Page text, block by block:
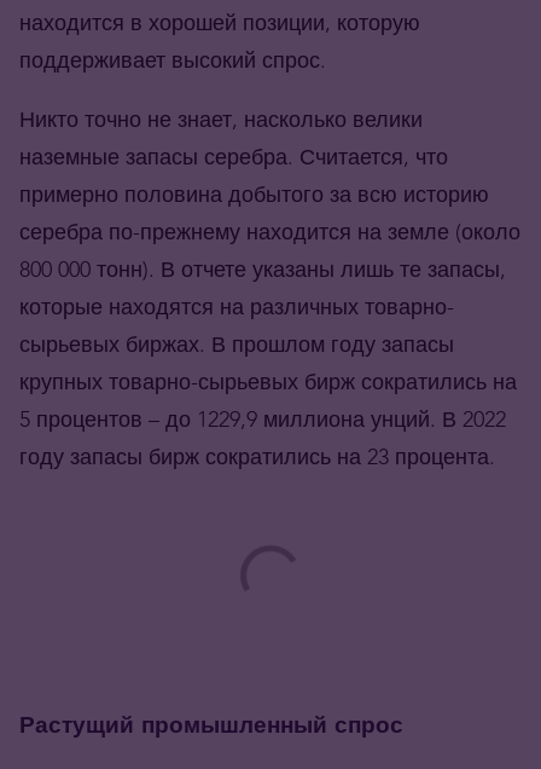
находится в хорошей позиции, которую
поддерживает высокий спрос.
Никто точно не знает, насколько велики
наземные запасы серебра. Считается, что
примерно половина добытого за всю историю
серебра по-прежнему находится на земле (около
800 000 тонн). В отчете указаны лишь те запасы,
которые находятся на различных товарно-
сырьевых биржах. В прошлом году запасы
крупных товарно-сырьевых бирж сократились на
5 процентов – до 1229,9 миллиона унций. В 2022
году запасы бирж сократились на 23 процента.
Растущий промышленный спрос